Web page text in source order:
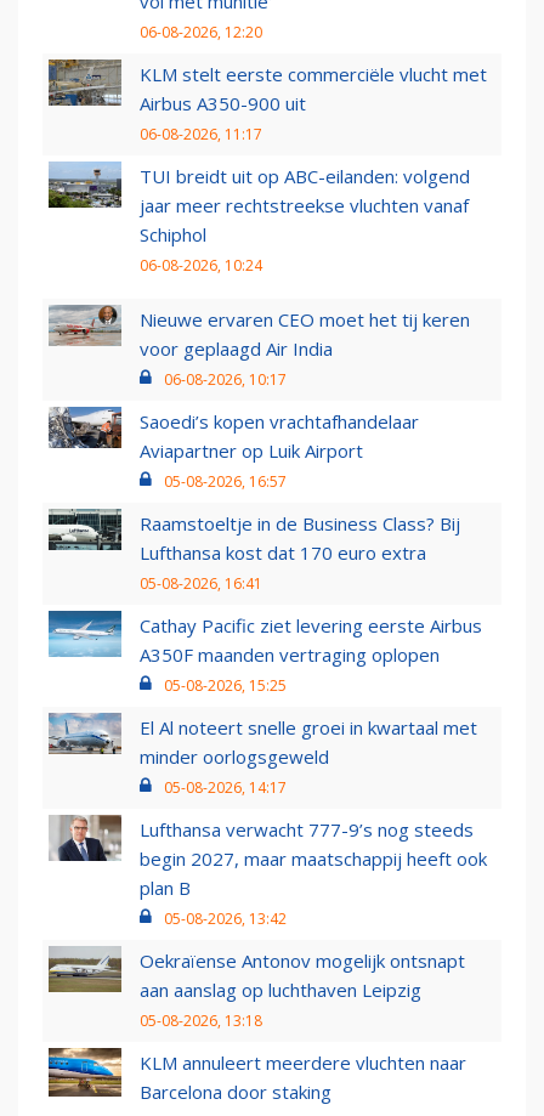
06-08-2026, 12:20
KLM stelt eerste commerciële vlucht met
Airbus A350-900 uit
06-08-2026, 11:17
TUI breidt uit op ABC-eilanden: volgend
jaar meer rechtstreekse vluchten vanaf
Schiphol
06-08-2026, 10:24
Nieuwe ervaren CEO moet het tij keren
voor geplaagd Air India
06-08-2026, 10:17
Saoedi’s kopen vrachtafhandelaar
Aviapartner op Luik Airport
05-08-2026, 16:57
Raamstoeltje in de Business Class? Bij
Lufthansa kost dat 170 euro extra
05-08-2026, 16:41
Cathay Pacific ziet levering eerste Airbus
A350F maanden vertraging oplopen
05-08-2026, 15:25
El Al noteert snelle groei in kwartaal met
minder oorlogsgeweld
05-08-2026, 14:17
Lufthansa verwacht 777-9’s nog steeds
begin 2027, maar maatschappij heeft ook
plan B
05-08-2026, 13:42
Oekraïense Antonov mogelijk ontsnapt
aan aanslag op luchthaven Leipzig
05-08-2026, 13:18
KLM annuleert meerdere vluchten naar
Barcelona door staking